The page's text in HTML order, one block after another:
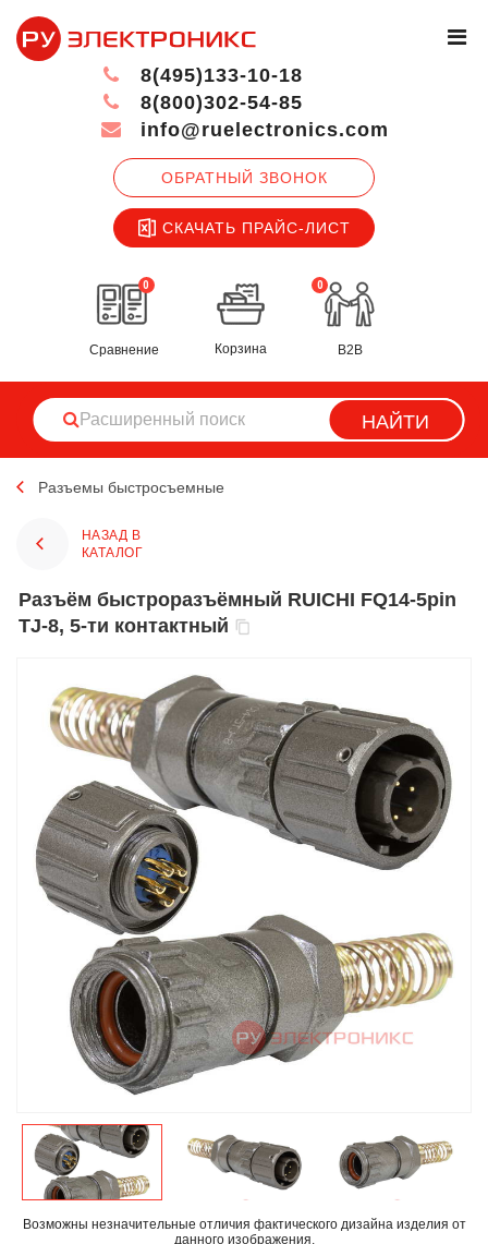
ОБРАТНЫЙ ЗВОНОК
СКАЧАТЬ ПРАЙС-ЛИСТ
8(495)133-10-18
8(800)302-54-85
info@ruelectronics.com
0
Сравнение
0
Корзина B2B
НАЙТИ
Разъемы быстросъемные
НАЗАД В
КАТАЛОГ
Разъём быстроразъёмный RUICHI FQ14-5pin
TJ-8, 5-ти контактный
Возможны незначительные отличия фактического дизайна изделия от
данного изображения.